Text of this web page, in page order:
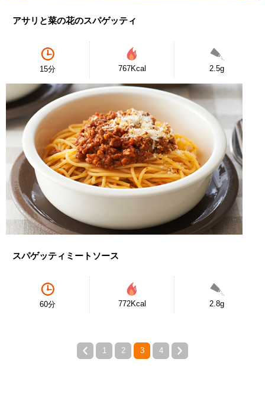
アサリと菜の花のスパゲッティ
15分 767Kcal 2.5g
スパゲッティミートソース
60分 772Kcal 2.8g
1 2 3 4